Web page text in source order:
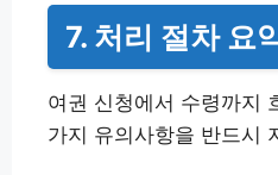
7. 처리 절차 요
여권 신청에서 수령까지
가지 유의사항을 반드시